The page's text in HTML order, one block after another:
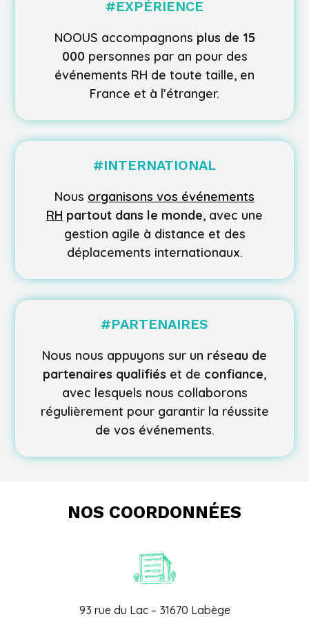
#EXPÉRIENCE
NOOUS accompagnons plus de 15
000personnes par an pour des
événements RH de toute taille, en
France et à l’étranger.
#INTERNATIONAL
Nous organisons vos événements
RH partout dans le monde, avec une
gestion agile à distance et des
déplacements internationaux.
#PARTENAIRES
Nous nous appuyons sur un réseau de
partenaires qualifiés et de confiance,
avec lesquels nous collaborons
régulièrement pour garantir la réussite
de vos événements.
NOS COORDONNÉES
93 rue du Lac – 31670 Labège